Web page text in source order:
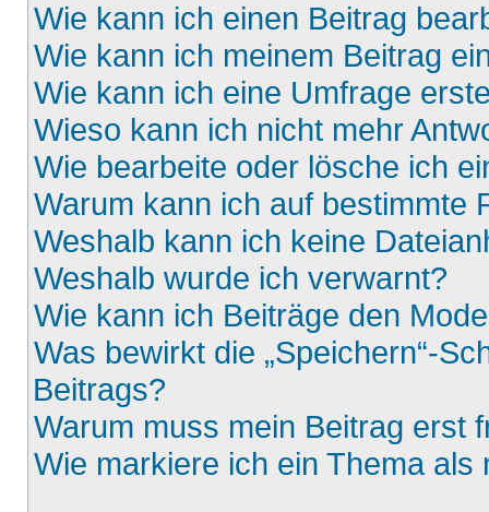
Wie kann ich einen Beitrag
Wie kann ich meinem Beitrag
Wie kann ich eine Umfrage
Wieso kann ich nicht mehr
Wie bearbeite oder lösche ich
Warum kann ich auf bestimmte
Weshalb kann ich keine
Weshalb wurde ich verwarnt?
Wie kann ich Beiträge den
Was bewirkt die „Speichern“-
Beitrags?
Warum muss mein Beitrag erst
Wie markiere ich ein Thema als